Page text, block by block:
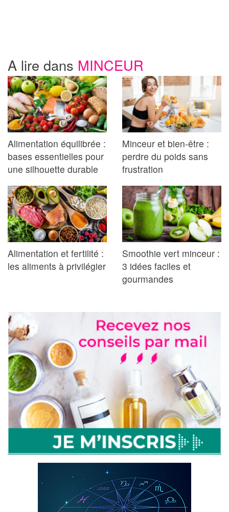
A lire dans MINCEUR
Alimentation équilibrée :
bases essentielles pour
une silhouette durable
Minceur et bien-être :
perdre du poids sans
frustration
Alimentation et fertilité :
les aliments à privilégier
Smoothie vert minceur :
3 idées faciles et
gourmandes